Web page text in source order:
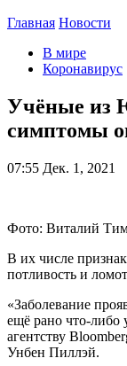
Главная Новости
В мире
Коронавирус
Учёные из
симптомы
07:55 Дек. 1, 2021
Фото: Виталий
В их числе
потливость и
«Заболевание
ещё рано что-либо
агентству
Унбен Пиллэй.